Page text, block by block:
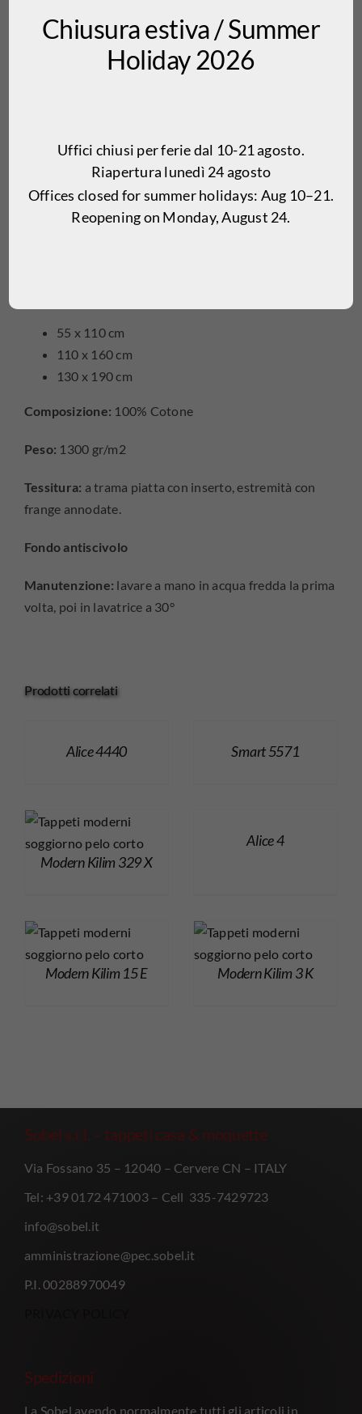
Natura azzurro
Tappeto in cotone naturalecolorato con inserti in filo a
contrasto. Adatto al soggiorno, camera da letto, ingresso è
55 x 110 cm
110 x 160 cm
130 x 190 cm
Composizione: 100% Cotone
Peso: 1300 gr/m2
Tessitura: a trama piatta con inserto, estremità con
frange annodate.
Fondo antiscivolo
Manutenzione: lavare a mano in acqua fredda la prima
volta, poi in lavatrice a 30°
Prodotti correlati
Alice 4440 Smart 5571
Modern Kilim 329 X
Alice 4
Modern Kilim 15 E Modern Kilim 3 K
Sobel s.r.l. – tappeti casa & moquette
Via Fossano 35 – 12040 – Cervere CN – ITALY
Tel: +39 0172 471003 – Cell 335-7429723
info@sobel.it
amministrazione@pec.sobel.it
P.I. 00288970049
Spedizioni
La Sobel avendo normalmente tutti gli articoli in
Chiusura estiva / Summer
Holiday 2026
Uffici chiusi per ferie dal 10-21 agosto.
Riapertura lunedì 24 agosto
Offices closed for summer holidays: Aug 10–21.
Reopening on Monday, August 24.